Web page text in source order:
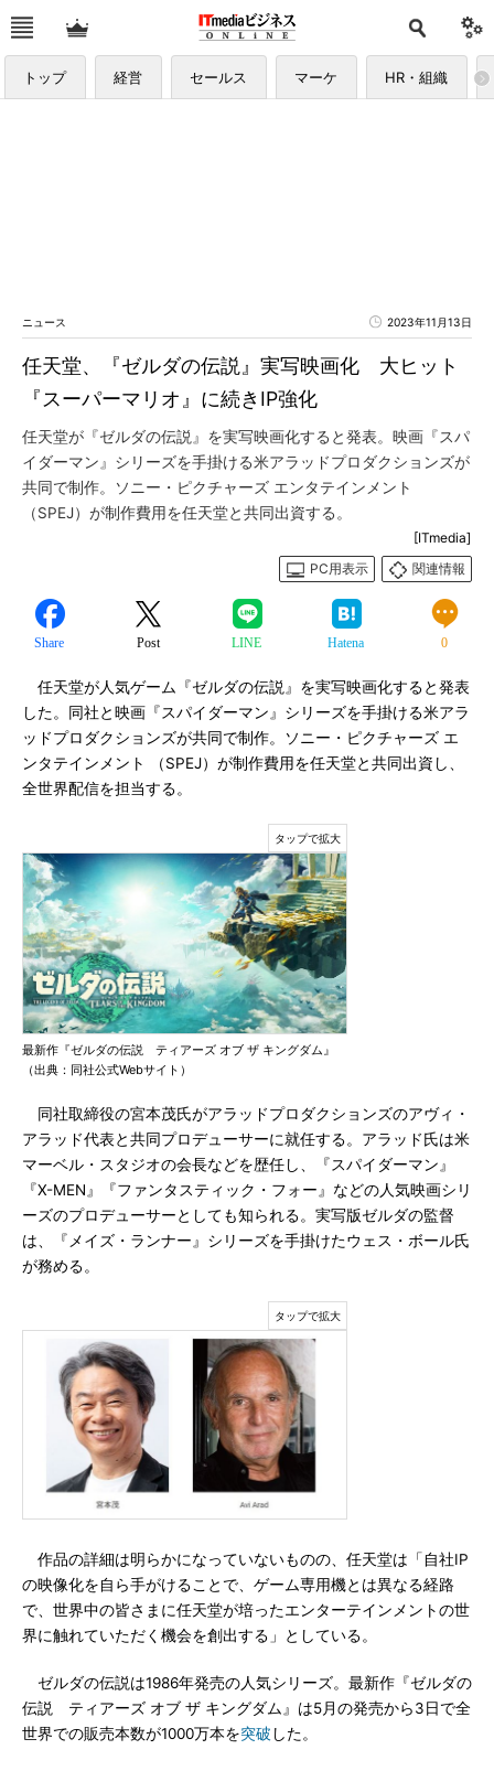
トップ 経営 セールス マーケ HR・組織
ニュース 2023年11月13日
任天堂、『ゼルダの伝説』実写映画化 大ヒット
『スーパーマリオ』に続きIP強化
任天堂が『ゼルダの伝説』を実写映画化すると発表。映画『スパ
イダーマン』シリーズを手掛ける米アラッドプロダクションズが
共同で制作。ソニー・ピクチャーズ エンタテインメント
（SPEJ）が制作費用を任天堂と共同出資する。
[ITmedia]
PC用表示
関連情報
Share Post LINE Hatena 0
任天堂が人気ゲーム『ゼルダの伝説』を実写映画化すると発表
した。同社と映画『スパイダーマン』シリーズを手掛ける米アラ
ッドプロダクションズが共同で制作。ソニー・ピクチャーズ エ
ンタテインメント （SPEJ）が制作費用を任天堂と共同出資し、
全世界配信を担当する。
最新作『ゼルダの伝説 ティアーズ オブ ザ キングダム』
（出典：同社公式Webサイト）
同社取締役の宮本茂氏がアラッドプロダクションズのアヴィ・
アラッド代表と共同プロデューサーに就任する。アラッド氏は米
マーベル・スタジオの会長などを歴任し、『スパイダーマン』
『X-MEN』『ファンタスティック・フォー』などの人気映画シリ
ーズのプロデューサーとしても知られる。実写版ゼルダの監督
は、『メイズ・ランナー』シリーズを手掛けたウェス・ボール氏
が務める。
作品の詳細は明らかになっていないものの、任天堂は「自社IP
の映像化を自ら手がけることで、ゲーム専用機とは異なる経路
で、世界中の皆さまに任天堂が培ったエンターテインメントの世
界に触れていただく機会を創出する」としている。
ゼルダの伝説は1986年発売の人気シリーズ。最新作『ゼルダの
伝説 ティアーズ オブ ザ キングダム』は5月の発売から3日で全
世界での販売本数が1000万本を突破 した。